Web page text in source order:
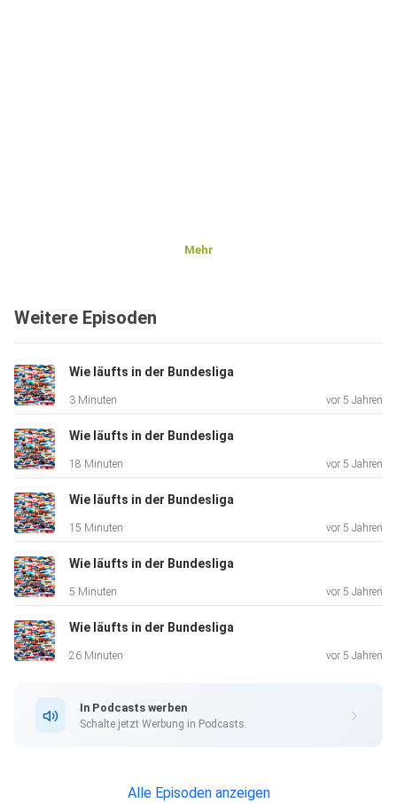
Mehr
Weitere Episoden
Wie läufts in der Bundesliga
3 Minuten vor 5 Jahren
Wie läufts in der Bundesliga
18 Minuten vor 5 Jahren
Wie läufts in der Bundesliga
15 Minuten vor 5 Jahren
Wie läufts in der Bundesliga
5 Minuten vor 5 Jahren
Wie läufts in der Bundesliga
26 Minuten vor 5 Jahren
In Podcasts werben
Schalte jetzt Werbung in Podcasts.
Alle Episoden anzeigen